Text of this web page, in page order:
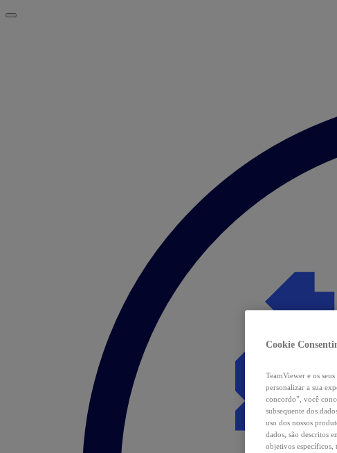
Cookie
TeamViewer e os
personalizar a sua
concordo”, você
subsequente dos
uso dos nossos
dados, são descritos
objetivos específicos,